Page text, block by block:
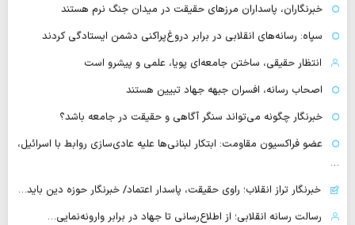
خبرنگاران، پاسداران مرزهای حقیقت در میدان جنگ نرم هستند
سپاه: رسانه‌های انقلابی در برابر دروغ‌پراکنی دشمن ایستادگی کردند
انتظار حقیقی، ساختن جامعه‌ای پویا، علمی و پیشرو است
اصحاب رسانه، افسران جبهه جهاد تبیین هستند
خبرنگار چگونه می‌تواند سنگر آگاهی و حقیقت در جامعه باشد؟
عضو فراکسیون مقاومت: ابتکار لبنانی‌ها علیه عادی‌سازی روابط با اسرائیل،
…
خبرنگار تراز انقلاب؛ راوی حقیقت، پاسدار اعتماد/ خبرنگار حوزه دین باید…
رسالت رسانه انقلابی؛ از اطلاع‌رسانی تا جهاد در برابر وارونه‌نمایی…